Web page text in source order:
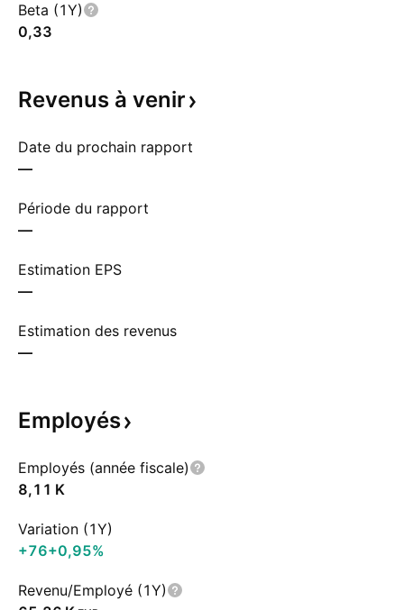
Beta (1Y)
0,33
Revenus à venir
Date du prochain rapport
—
Période du rapport
—
Estimation EPS
—
Estimation des revenus
—
Employés
Employés (année fiscale)
‪8,11 K‬
Variation (1Y)
+76+0,95%
Revenu/Employé (1Y)